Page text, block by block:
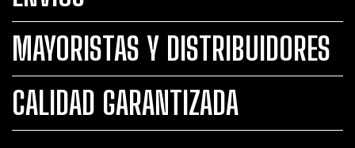
MAYORISTAS Y DISTRIBUIDORES
CALIDAD GARANTIZADA